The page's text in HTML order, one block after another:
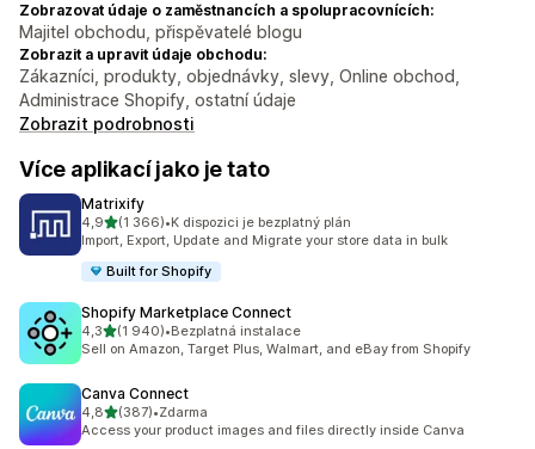
Zobrazovat údaje o zaměstnancích a spolupracovnících:
Majitel obchodu, přispěvatelé blogu
Zobrazit a upravit údaje obchodu:
Zákazníci, produkty, objednávky, slevy, Online obchod,
Administrace Shopify, ostatní údaje
Zobrazit podrobnosti
Více aplikací jako je tato
Matrixify
4,9z 5 hvězd
(1 366)
Celkový počet recenzí: 1366
•K dispozici je bezplatný plán
Import, Export, Update and Migrate your store data in bulk
Built for Shopify
Shopify Marketplace Connect
4,3z 5 hvězd
(1 940)
Celkový počet recenzí: 1940
•Bezplatná instalace
Sell on Amazon, Target Plus, Walmart, and eBay from Shopify
Canva Connect
4,8z 5 hvězd
(387)
Celkový počet recenzí: 387
•Zdarma
Access your product images and files directly inside Canva